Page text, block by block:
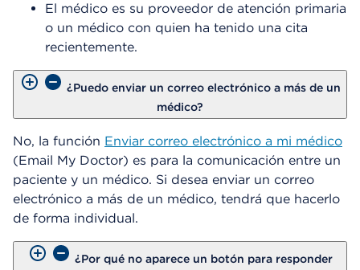
El médico es su proveedor de atención primaria
o un médico con quien ha tenido una cita
recientemente.
¿Puedo enviar un correo electrónico a más de un
médico?
No, la función Enviar correo electrónico a mi médico
(Email My Doctor) es para la comunicación entre un
paciente y un médico. Si desea enviar un correo
electrónico a más de un médico, tendrá que hacerlo
de forma individual.
¿Por qué no aparece un botón para responder